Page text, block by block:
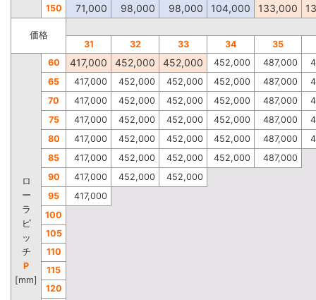
150 71,000 98,000 98,000 104,000 133,000
価格
31
32 33 34 35
ロ
ー
ラ
ピ
ッ
チ
P
[mm]
60 417,000 452,000 452,000 452,000 487,000
65
417,000 452,000 452,000 452,000 487,000
70
417,000 452,000 452,000 452,000 487,000
75
417,000 452,000 452,000 452,000 487,000
80
417,000 452,000 452,000 452,000 487,000
85
417,000 452,000 452,000 452,000
487,000
90
417,000 452,000
452,000
95
417,000
100
105
110
115
120